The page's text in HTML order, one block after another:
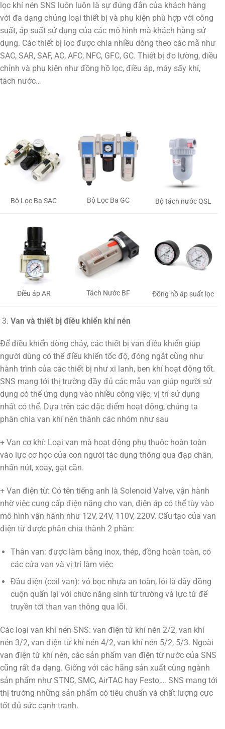
lọc khí nén SNS luôn luôn là sự đúng đắn của khách hàng
với đa dạng chủng loại thiết bị và phụ kiện phù hợp với công
suất, áp suất sử dụng của các mô hình mà khách hàng sử
dụng. Các thiết bị lọc được chia nhiều dòng theo các mã như
SAC, SAR, SAF, AC, AFC, NFC, GFC, GC. Thiết bị đo lường, điều
chỉnh và phụ kiện như đồng hồ lọc, điều áp, máy sấy khí,
tách nước…
Bộ Lọc Ba SAC Bộ Lọc Ba GC Bộ tách nước QSL
Điều áp AR Tách Nước BF Đồng hồ áp suất lọc
Van và thiết bị điều khiển khí nén
Để điều khiển dòng chảy, các thiết bị van điều khiển giúp
người dùng có thể điều khiển tốc độ, đóng ngắt cũng như
hành trình của các thiết bị như xi lanh, ben khí hoạt động tốt.
SNS mang tới thị trường đầy đủ các mẫu van giúp người sử
dụng có thể ứng dụng vào nhiều công việc, vị trí sử dụng
nhất có thể. Dựa trên các đặc điểm hoạt động, chúng ta
phân chia van khí nén thành các nhóm như sau
+ Van cơ khí: Loại van mà hoạt động phụ thuộc hoàn toàn
vào lực cơ học của con người tác dụng thông qua đạp chân,
nhấn nút, xoay, gạt cần.
+ Van điện từ: Có tên tiếng anh là Solenoid Valve, vận hành
nhờ việc cung cấp điện năng cho van, điện áp có thể tùy vào
mô hình vận hành như 12V, 24V, 110V, 220V. Cấu tạo của van
điện từ được phân chia thành 2 phần:
Thân van: được làm bằng inox, thép, đồng hoàn toàn, có
các cửa van và vị trí làm việc
Đầu điện (coil van): vỏ bọc nhựa an toàn, lõi là dây đồng
cuộn quấn lại với chức năng sinh từ trường và lực từ để
truyền tới than van thông qua lõi.
Các loại van khí nén SNS: van điện từ khí nén 2/2, van khí
nén 3/2, van điện từ khí nén 4/2, van khí nén 5/2, 5/3. Ngoài
van điện từ khí nén, các sản phẩm van điện từ nước của SNS
cũng rất đa dạng. Giống với các hãng sản xuất cùng ngành
sản phẩm như STNC, SMC, AirTAC hay Festo,… SNS mang tới
thị trường những sản phẩm có tiêu chuẩn và chất lượng cực
tốt đủ sức cạnh tranh.